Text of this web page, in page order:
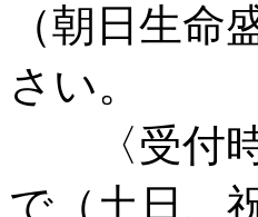
（朝日生
さい。
〈受付時
で（土日、